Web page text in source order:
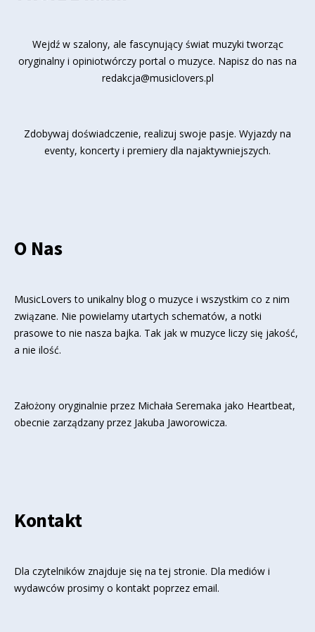
Wejdź w szalony, ale fascynujący świat muzyki tworząc
oryginalny i opiniotwórczy portal o muzyce. Napisz do nas na
redakcja@musiclovers.pl
Zdobywaj doświadczenie, realizuj swoje pasje. Wyjazdy na
eventy, koncerty i premiery dla najaktywniejszych.
O Nas
MusicLovers to unikalny blog o muzyce i wszystkim co z nim
związane. Nie powielamy utartych schematów, a notki
prasowe to nie nasza bajka. Tak jak w muzyce liczy się jakość,
a nie ilość.
Założony oryginalnie przez Michała Seremaka jako Heartbeat,
obecnie zarządzany przez Jakuba Jaworowicza.
Kontakt
Dla czytelników znajduje się na tej stronie. Dla mediów i
wydawców prosimy o kontakt poprzez email.